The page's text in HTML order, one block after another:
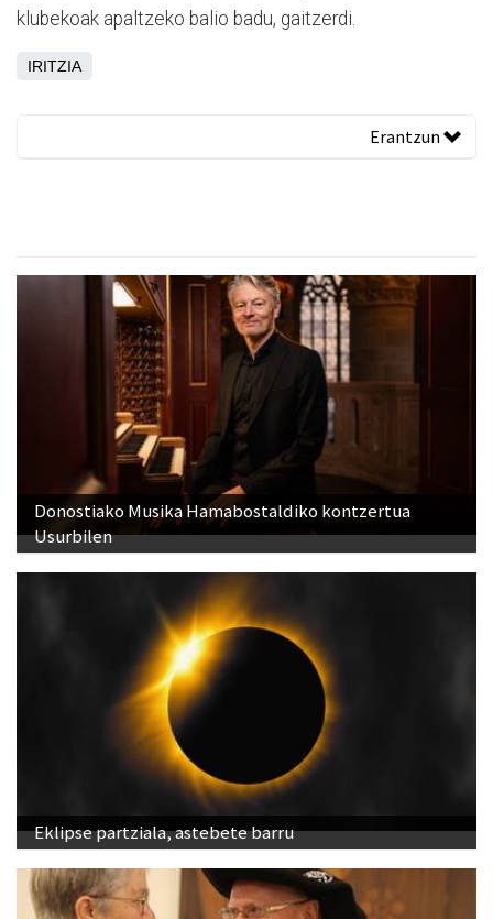
klubekoak apaltzeko balio badu, gaitzerdi.
IRITZIA
Erantzun
Donostiako Musika Hamabostaldiko kontzertua
Usurbilen
Eklipse partziala, astebete barru